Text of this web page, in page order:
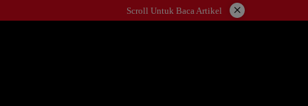
ke
Scroll Untuk Baca Artikel ×